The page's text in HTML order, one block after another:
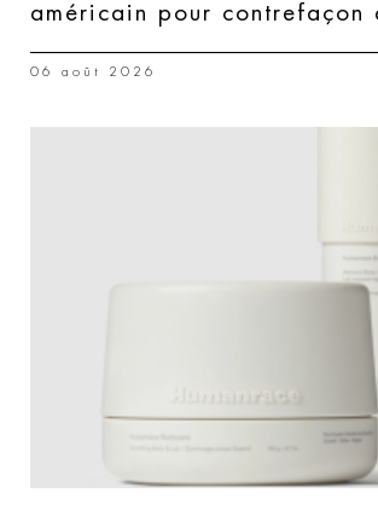
américain pour contrefaçon
06 août 2026